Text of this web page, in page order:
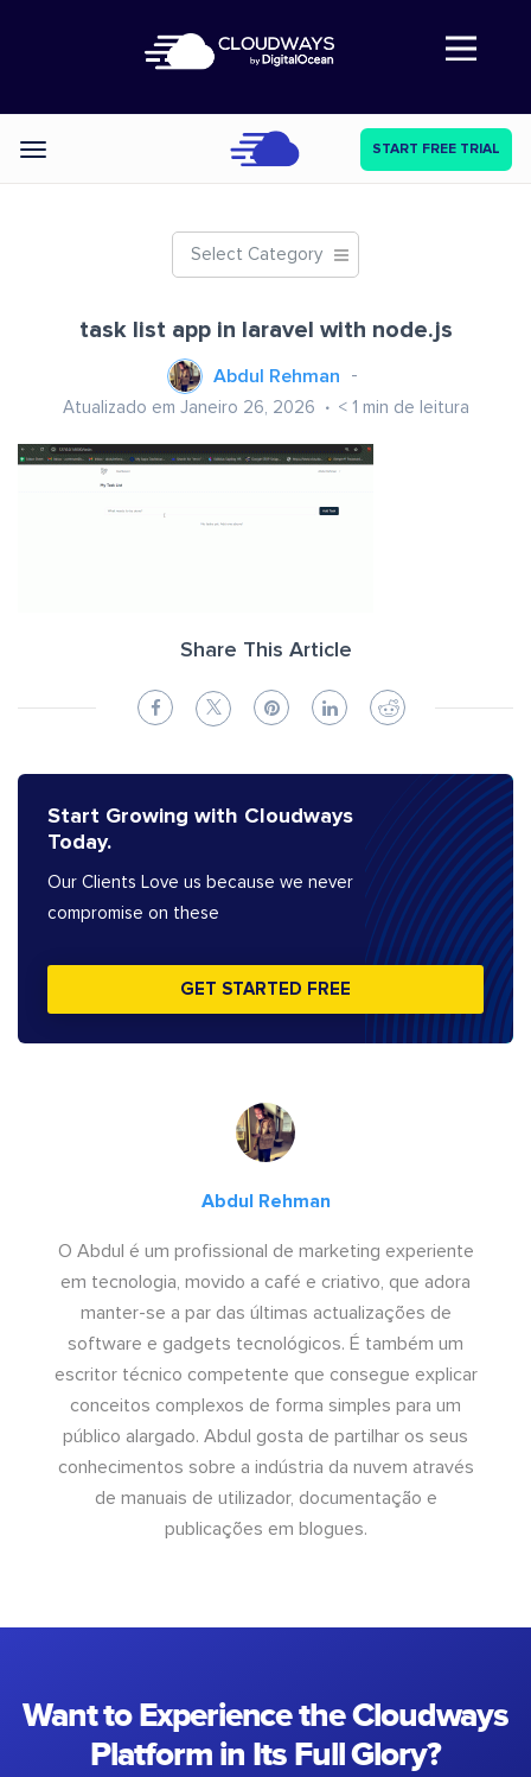
Abre a navegação
Categories START FREE TRIAL
Select Category
task list app in laravel with node.js
Abdul Rehman
Atualizado em Janeiro 26, 2026 < 1 min de leitura
Share This Article
Start Growing with Cloudways
Today.
Our Clients Love us because we never
compromise on these
GET STARTED FREE
Abdul Rehman
O Abdul é um profissional de marketing experiente
em tecnologia, movido a café e criativo, que adora
manter-se a par das últimas actualizações de
software e gadgets tecnológicos. É também um
escritor técnico competente que consegue explicar
conceitos complexos de forma simples para um
público alargado. Abdul gosta de partilhar os seus
conhecimentos sobre a indústria da nuvem através
de manuais de utilizador, documentação e
publicações em blogues.
Want to Experience the Cloudways
Platform in Its Full Glory?